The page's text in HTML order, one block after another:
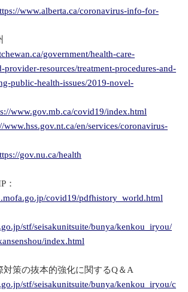
www.alberta.ca/coronavirus-info-for-
government/health-care-
provider-resources/treatment-procedures-and-
public-health-issues/2019-novel-
www.gov.mb.ca/covid19/index.html
www.hss.gov.nt.ca/en/services/coronavirus-
gov.nu.ca/health
：
covid19/pdfhistory_world.html
stf/seisakunitsuite/bunya/kenkou_iryou/
index.html
対策の抜本的強化に関するQ＆A
stf/seisakunitsuite/bunya/kenkou_iryou/c